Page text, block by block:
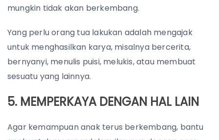
mungkin tidak akan berkembang.
Yang perlu orang tua lakukan adalah mengajak
untuk menghasilkan karya, misalnya bercerita,
bernyanyi, menulis puisi, melukis, atau membuat
sesuatu yang lainnya.
5. MEMPERKAYA DENGAN HAL LAIN
Agar kemampuan anak terus berkembang, bantu